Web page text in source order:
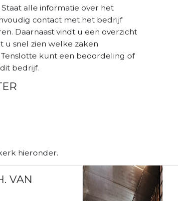
Staat alle informatie over het
contact met het bedrijf
Daarnaast vindt u een overzicht
u snel zien welke zaken
Tenslotte kunt een beoordeling of
bedrijf.
hieronder.
VAN